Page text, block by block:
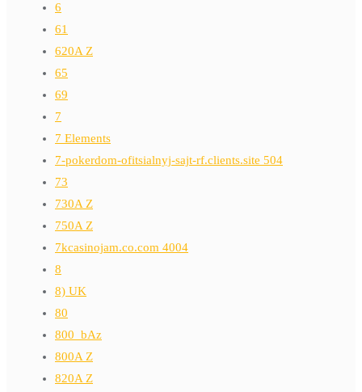
6
61
620A Z
65
69
7
7 Elements
7-pokerdom-ofitsialnyj-sajt-rf.clients.site 504
73
730A Z
750A Z
7kcasinojam.co.com 4004
8
8) UK
80
800_bAz
800A Z
820A Z